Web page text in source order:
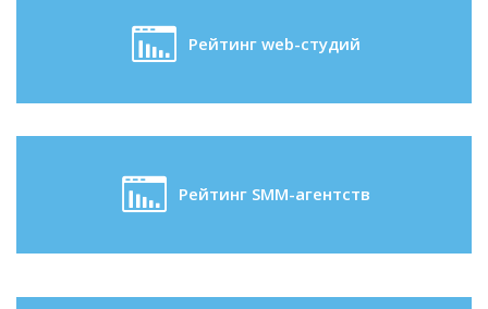
Рейтинг web-студий
Рейтинг SMM-агентств